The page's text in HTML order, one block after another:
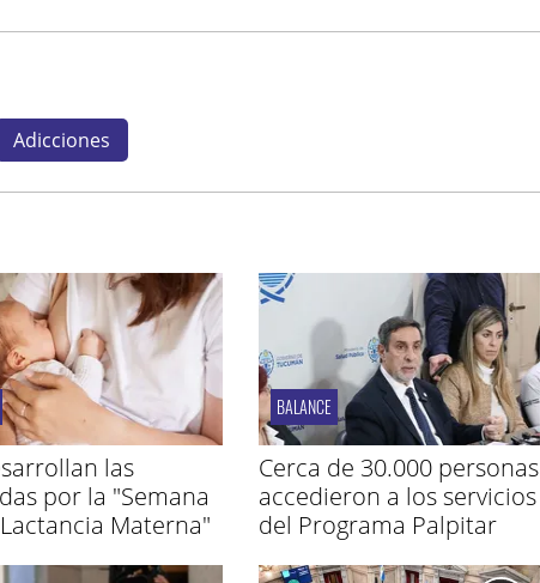
Adicciones
las
por la "Semana
Materna"
BALANCE
Cerca de 30.000 personas
accedieron a los servicios
del Programa Palpitar